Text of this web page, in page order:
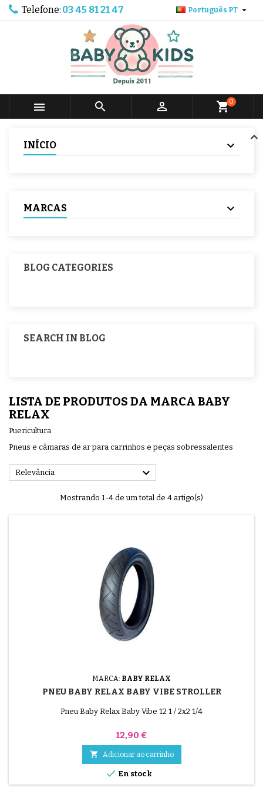
Telefone: 03 45 81 21 47 Português PT 
   shopping_cart0
INÍCIO
MARCAS
BLOG CATEGORIES
SEARCH IN BLOG
LISTA DE PRODUTOS DA MARCA BABY
RELAX
Puericultura
Pneus e câmaras de ar para carrinhos e peças sobressalentes
Relevância 
Mostrando 1-4 de um total de 4 artigo(s)
MARCA: BABY RELAX
PNEU BABY RELAX BABY VIBE STROLLER
Pneu Baby Relax Baby Vibe 12 1 / 2x2 1/4
Preço
12,90 €
 Adicionar ao carrinho
 En stock